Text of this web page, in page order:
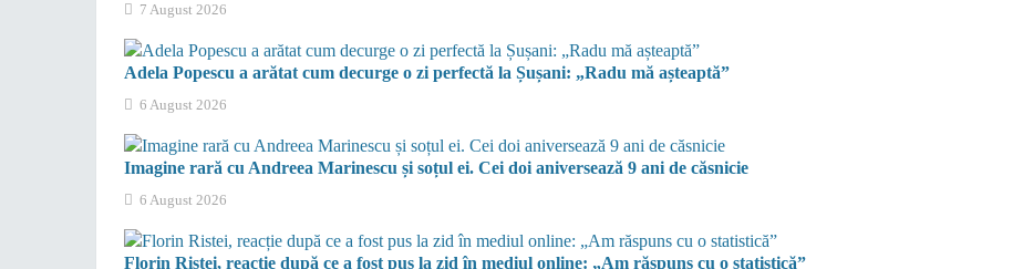
7 August 2026
Adela Popescu a arătat cum decurge o zi perfectă la Șușani: „Radu mă așteaptă”
6 August 2026
Imagine rară cu Andreea Marinescu și soțul ei. Cei doi aniversează 9 ani de căsnicie
6 August 2026
Florin Ristei, reacție după ce a fost pus la zid în mediul online: „Am răspuns cu o statistică”